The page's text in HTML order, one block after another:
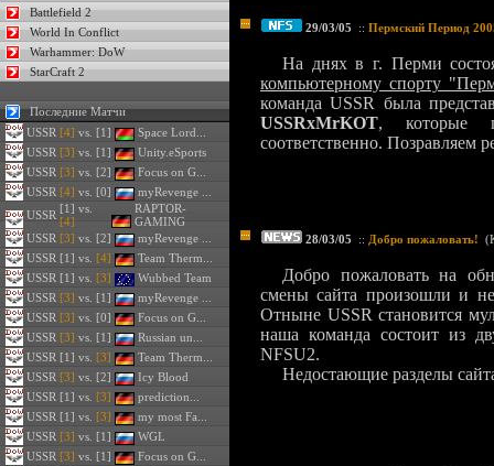
Battlefield 2
World In Conflict
Warhammer: DoW
StarCraft 2
Последние Матчи
USSR [4] vs. [1]
Space Lord...
USSR [3] vs. [1]
Unity.eSports
USSR [3] vs. [2]
Focus on G...
USSR [4] vs. [0]
myRevenge ...
USSR [1] vs.
[4]
RAPTOR-
GAMING
USSR [3] vs. [2]
myRevenge ...
USSR [1] vs. [4]
Team Therm...
USSR [1] vs. [3]
Wubbed Team
USSR [3] vs. [1]
myRevenge ...
USSR [3] vs. [0]
Focus on G...
USSR [3] vs. [1]
Russian un...
USSR [1] vs. [3]
Team Therm...
USSR [3] vs. [2]
Icy Blood
USSR [1] vs. [3]
prediction...
USSR [1] vs. [3]
my most Fa...
USSR [3] vs. [1]
WGL
USSR [3] vs. [1]
Focus on G...
29/03/05 :: Пермский Период
На днях в г. Перми
компьютерному спорту
команда USSR была
USSRxMrKOT, которые
соответственно. Позравляем
28/03/05 :: Добро пожаловать! (
Добро пожаловать на
смены сайта произошли и
Отныне USSR становится
наша команда состоит из
NFSU2.
Недостающие разделы